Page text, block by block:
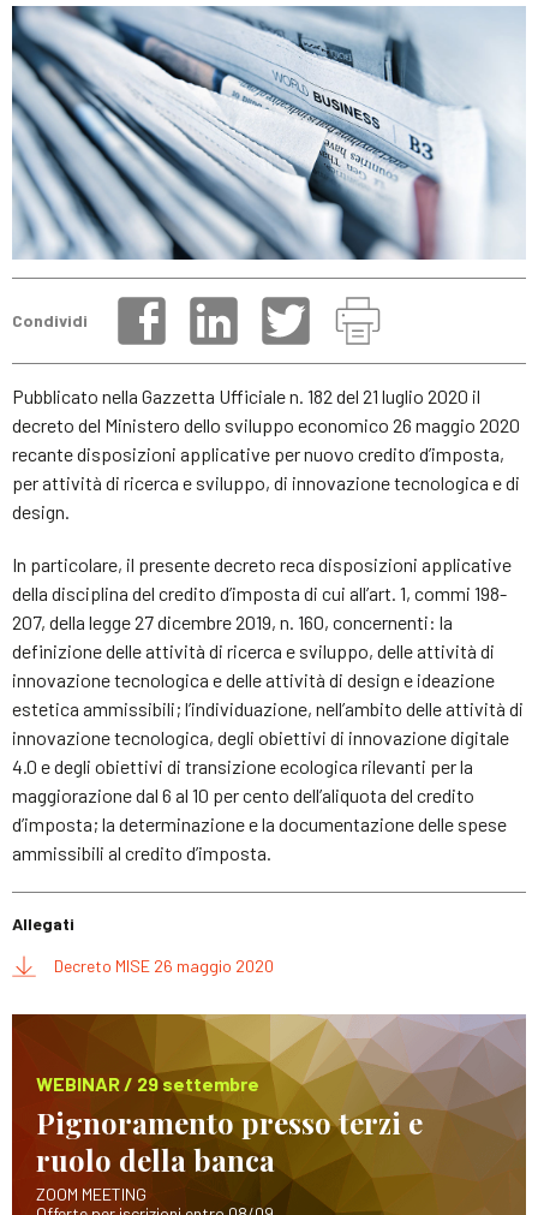
Condividi
Pubblicato nella Gazzetta Ufficiale n. 182 del 21 luglio 2020 il
decreto del Ministero dello sviluppo economico 26 maggio 2020
recante disposizioni applicative per nuovo credito d’imposta,
per attività di ricerca e sviluppo, di innovazione tecnologica e di
design.
In particolare, il presente decreto reca disposizioni applicative
della disciplina del credito d’imposta di cui all’art. 1, commi 198-
207, della legge 27 dicembre 2019, n. 160, concernenti: la
definizione delle attività di ricerca e sviluppo, delle attività di
innovazione tecnologica e delle attività di design e ideazione
estetica ammissibili; l’individuazione, nell’ambito delle attività di
innovazione tecnologica, degli obiettivi di innovazione digitale
4.0 e degli obiettivi di transizione ecologica rilevanti per la
maggiorazione dal 6 al 10 per cento dell’aliquota del credito
d’imposta; la determinazione e la documentazione delle spese
ammissibili al credito d’imposta.
Allegati
Decreto MISE 26 maggio 2020
WEBINAR / 29 settembre
Pignoramento presso terzi e
ruolo della banca
ZOOM MEETING